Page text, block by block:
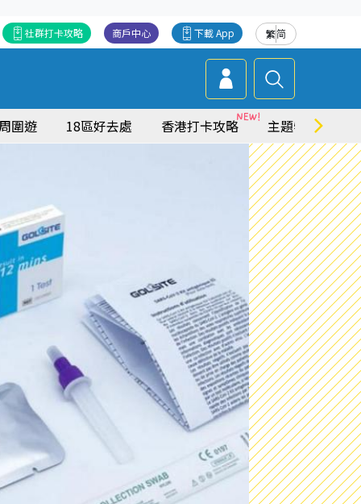
繁简
下載 App
商戶中心
社群打卡攻略
圍遊 18區好去處 香港打卡攻略 主題特集